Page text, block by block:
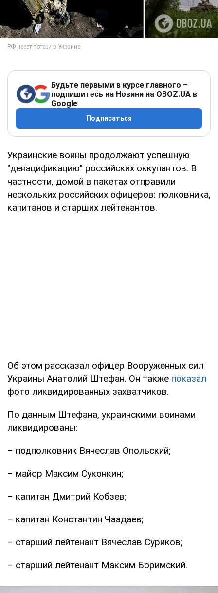
Будьте первыми в курсе главного –
подпишитесь на Новини на OBOZ.UA в
Google
Подписаться
Украинские воины продолжают успешную
"денацификацию" российских оккупантов. В
частности, домой в пакетах отправили
нескольких российских офицеров: полковника,
капитанов и старших лейтенантов.
Об этом рассказал офицер Вооруженных сил
Украины Анатолий Штефан. Он также показал
фото ликвидированных захватчиков.
По данным Штефана, украинскими воинами
ликвидированы:
– подполковник Вячеслав Опольский;
– майор Максим Суконкин;
– капитан Дмитрий Кобзев;
– капитан Константин Чаадаев;
– старший лейтенант Вячеслав Суриков;
– старший лейтенант Максим Боримский.